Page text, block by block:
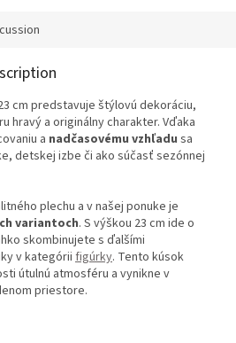
cm predstavuje štýlovú dekoráciu,
hravý a originálny charakter. Vďaka
a nadčasovému vzhľadu sa
detskej izbe či ako súčasť sezónnej
plechu a v našej ponuke je
variantoch. S výškou 23 cm ide o
skombinujete s ďalšími
v kategórii figúrky. Tento kúsok
útulnú atmosféru a vynikne v
priestore.